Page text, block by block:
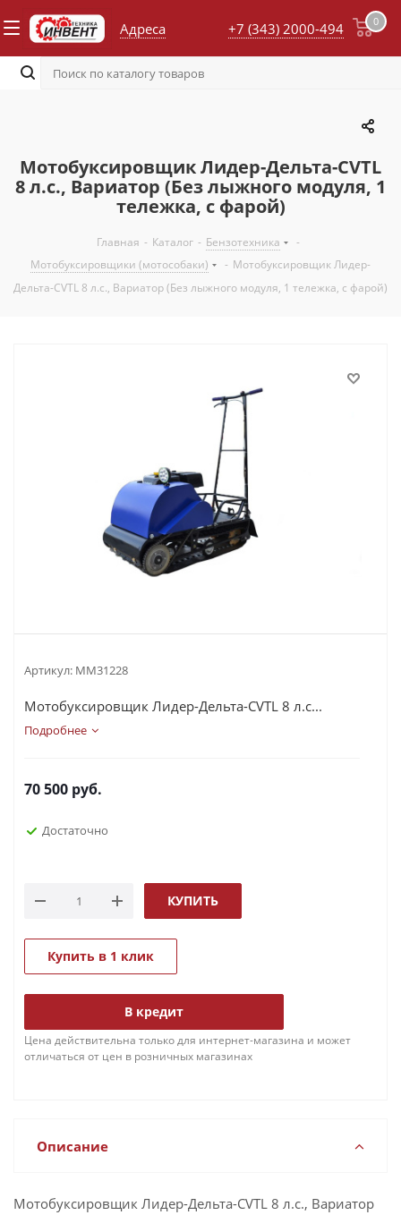
Адреса 0
+7 (343) 2000-494
Мотобуксировщик Лидер-Дельта-CVTL
8 л.с., Вариатор (Без лыжного модуля, 1
тележка, с фарой)
Главная - Каталог - Бензотехника
-
Мотобуксировщики (мотособаки)
- Мотобуксировщик Лидер-
Дельта-CVTL 8 л.с., Вариатор (Без лыжного модуля, 1 тележка, с фарой)
Артикул: MM31228
Мотобуксировщик Лидер-Дельта-CVTL 8 л.с...
Подробнее
70 500 руб.
Достаточно
КУПИТЬ
Купить в 1 клик
В кредит
Цена действительна только для интернет-магазина и может
отличаться от цен в розничных магазинах
Описание
Мотобуксировщик Лидер-Дельта-CVTL 8 л.с., Вариатор